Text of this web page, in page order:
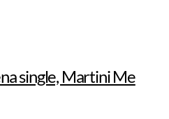
single, Martini Me